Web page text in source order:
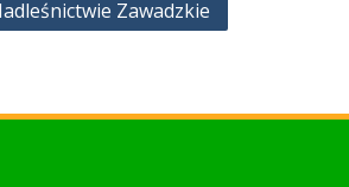
Zawadzkie